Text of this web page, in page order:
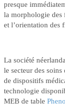
presque
la morphologie des
et l’orientation des
La société
le secteur des
de dispositifs
technologie
MEB de table